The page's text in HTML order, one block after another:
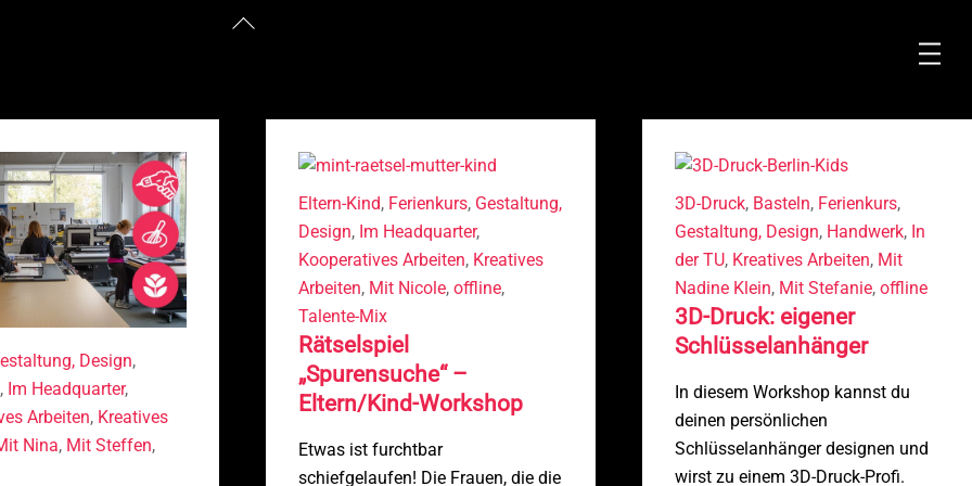
Design,
, Im Headquarter,
Arbeiten, Kreatives
Nina, Mit Steffen,
Eltern-Kind, Ferienkurs, Gestaltung,
Design, Im Headquarter,
Kooperatives Arbeiten, Kreatives
Arbeiten, Mit Nicole, offline,
Talente-Mix
Rätselspiel
„Spurensuche“ –
Eltern/Kind-Workshop
Etwas ist furchtbar
schiefgelaufen! Die Frauen, die die
3D-Druck, Basteln, Ferienkurs,
Gestaltung, Design, Handwerk, In
der TU, Kreatives Arbeiten, Mit
Nadine Klein, Mit Stefanie, offline
3D-Druck: eigener
Schlüsselanhänger
In diesem Workshop kannst du
deinen persönlichen
Schlüsselanhänger designen und
wirst zu einem 3D-Druck-Profi.
Zurück